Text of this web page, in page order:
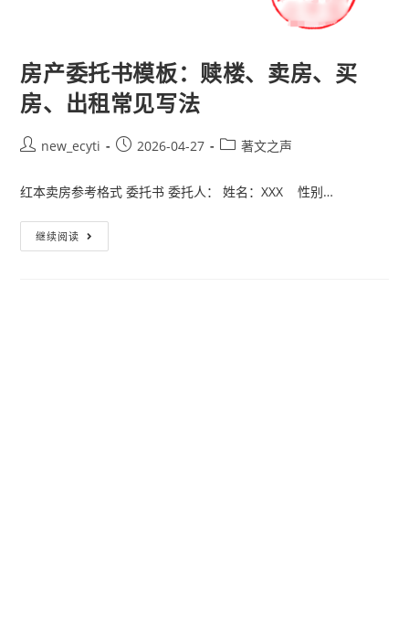
房产委托书模板：赎楼、卖房、买
房、出租常见写法
new_ecyti 2026-04-27 著文之声
红本卖房参考格式 委托书 委托人： 姓名：XXX 性别…
继续阅读